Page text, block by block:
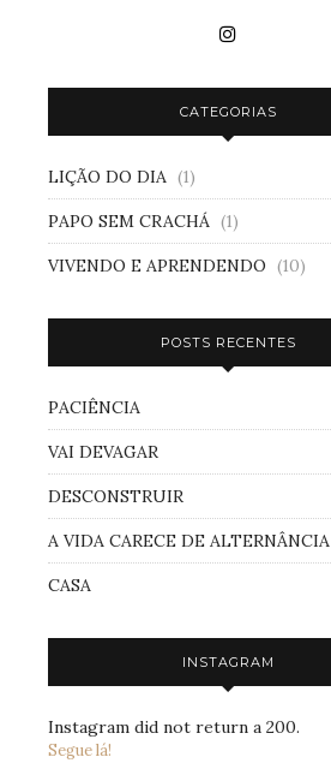
CATEGORIAS
LIÇÃO DO DIA (1)
PAPO SEM CRACHÁ (1)
VIVENDO E APRENDENDO (10)
POSTS RECENTES
PACIÊNCIA
VAI DEVAGAR
DESCONSTRUIR
A VIDA CARECE DE ALTERNÂNCIA
CASA
INSTAGRAM
Instagram did not return a 200.
Segue lá!